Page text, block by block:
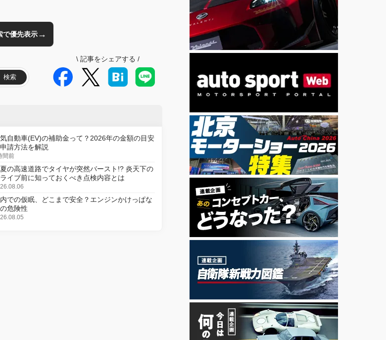
優先表示→
検索
\ 記事をシェアする /
自動車(EV)の補助金って？2026年の金額の目安
請方法を解説
間前
の高速道路でタイヤが突然バースト!? 炎天下の
ライブ前に知っておくべき点検内容とは
での仮眠、どこまで安全？エンジンかけっぱな
危険性